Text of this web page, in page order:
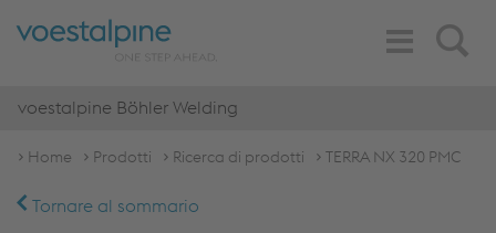
Search
Toggle
Navigation
voestalpine Böhler Welding
Home Prodotti Ricerca di prodotti TERRA NX 320 PMC
Tornare al sommario